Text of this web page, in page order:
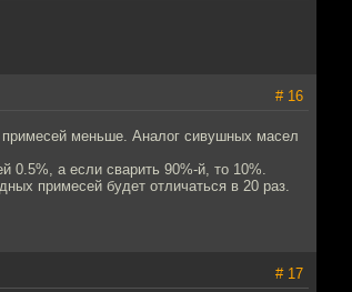
# 16
примесей меньше. Аналог сивушных масел
0.5%, а если сварить 90%-й, то 10%.
примесей будет отличаться в 20 раз.
# 17